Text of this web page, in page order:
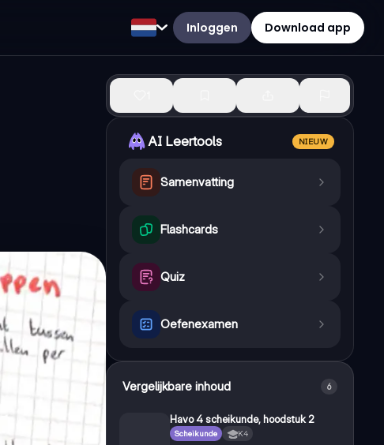
Inloggen Download app
AI Leertools NIEUW
Samenvatting
Flashcards
Quiz
Oefenexamen
Vergelijkbare inhoud 6
Havo 4 scheikunde, hoodstuk 2
Scheikunde K4